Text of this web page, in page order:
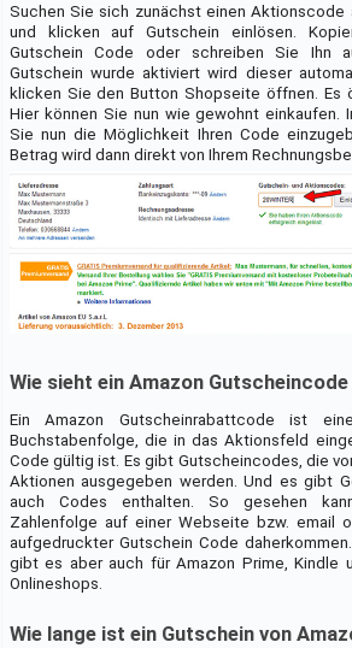
Suchen Sie sich zunächst einen Aktionscode
und klicken auf Gutschein einlösen.
Gutschein Code oder schreiben Sie Ihn
Gutschein wurde aktiviert wird dieser
klicken Sie den Button Shopseite öffnen.
Hier können Sie nun wie gewohnt einkaufen.
Sie nun die Möglichkeit Ihren Code
Betrag wird dann direkt von Ihrem
Wie sieht ein Amazon Gutscheincode
Ein Amazon Gutscheinrabattcode ist
Buchstabenfolge, die in das Aktionsfeld
Code gültig ist. Es gibt Gutscheincodes, die
Aktionen ausgegeben werden. Und es gibt
auch Codes enthalten. So gesehen
Zahlenfolge auf einer Webseite bzw. email
aufgedruckter Gutschein Code
gibt es aber auch für Amazon Prime, Kindle
Onlineshops.
Wie lange ist ein Gutschein von